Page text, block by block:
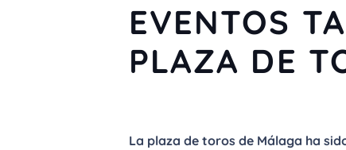
EVENTOS
PLAZA DE
La plaza de toros de Málaga ha